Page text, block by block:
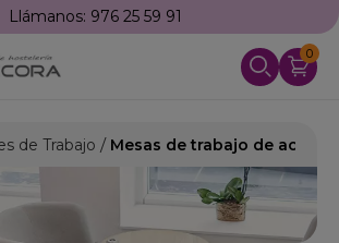
Llámanos: 976 25 59 91
0
de Trabajo Mesas de trabajo de acero